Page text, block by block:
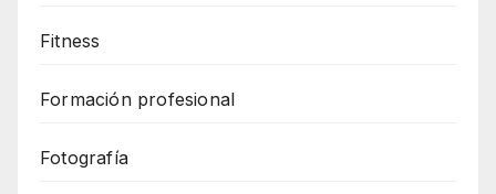
Fitness
Formación profesional
Fotografía